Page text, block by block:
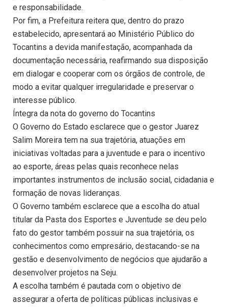
e responsabilidade.
Por fim, a Prefeitura reitera que, dentro do prazo
estabelecido, apresentará ao Ministério Público do
Tocantins a devida manifestação, acompanhada da
documentação necessária, reafirmando sua disposição
em dialogar e cooperar com os órgãos de controle, de
modo a evitar qualquer irregularidade e preservar o
interesse público.
Íntegra da nota do governo do Tocantins
O Governo do Estado esclarece que o gestor Juarez
Salim Moreira tem na sua trajetória, atuações em
iniciativas voltadas para a juventude e para o incentivo
ao esporte, áreas pelas quais reconhece nelas
importantes instrumentos de inclusão social, cidadania e
formação de novas lideranças.
O Governo também esclarece que a escolha do atual
titular da Pasta dos Esportes e Juventude se deu pelo
fato do gestor também possuir na sua trajetória, os
conhecimentos como empresário, destacando-se na
gestão e desenvolvimento de negócios que ajudarão a
desenvolver projetos na Seju.
A escolha também é pautada com o objetivo de
assegurar a oferta de políticas públicas inclusivas e